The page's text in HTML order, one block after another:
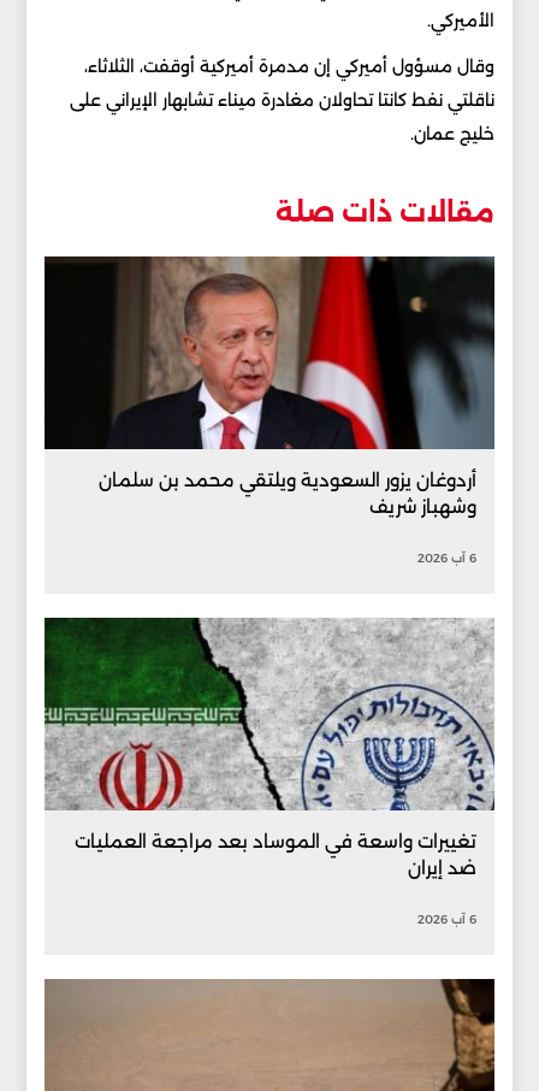
الأميركي.
وقال مسؤول أميركي إن مدمرة أميركية أوقفت، الثلاثاء،
ناقلتي نفط كانتا تحاولان مغادرة ميناء تشابهار الإيراني على
خليج عمان.
مقالات ذات صلة
أردوغان يزور السعودية ويلتقي محمد بن سلمان
وشهباز شريف
6 آب 2026
تغييرات واسعة في الموساد بعد مراجعة العمليات
ضد إيران
6 آب 2026